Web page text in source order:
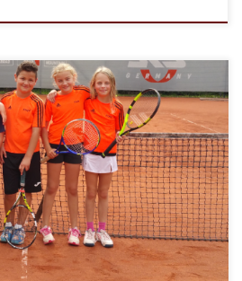
wurde das Finale der Endrunde beim
U10- Gemischt- Mannschaft des
mit einem 7:1 Erfolg über den
TC Marsberg siegte ebenfalls
Blau-Weiß Sundern 2 . Das Finale
und entwickelte […]